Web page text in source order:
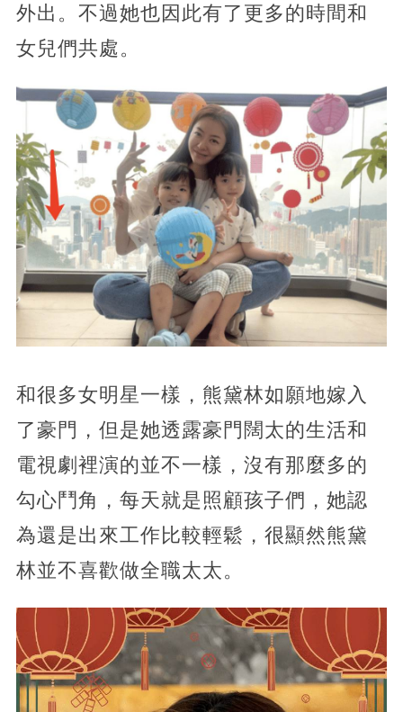
外出。不過她也因此有了更多的時間和
女兒們共處。
和很多女明星一樣，熊黛林如願地嫁入
了豪門，但是她透露豪門闊太的生活和
電視劇裡演的並不一樣，沒有那麼多的
勾心鬥角，每天就是照顧孩子們，她認
為還是出來工作比較輕鬆，很顯然熊黛
林並不喜歡做全職太太。